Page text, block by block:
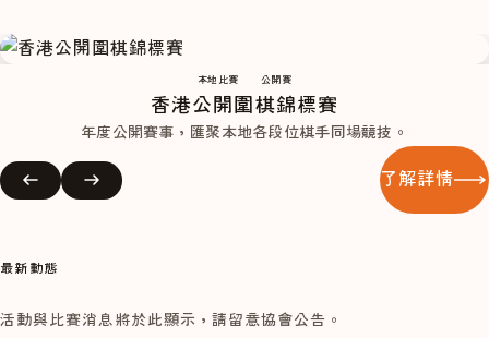
本地比賽 公開賽
香港公開圍棋錦標賽
年度公開賽事，匯聚本地各段位棋手同場競技。
了解詳情
最新動態
活動與比賽消息將於此顯示，請留意協會公告。